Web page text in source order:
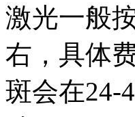
激光一般
右，具体
斑会在24-